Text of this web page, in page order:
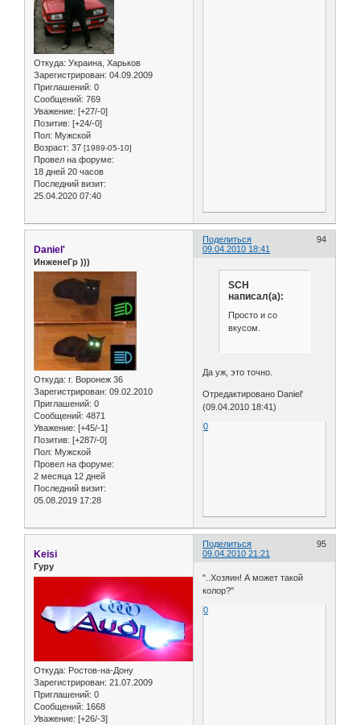
Откуда: Украина, Харьков
Зарегистрирован: 04.09.2009
Приглашений: 0
Сообщений: 769
Уважение: [+27/-0]
Позитив: [+24/-0]
Пол: Мужской
Возраст: 37 [1989-05-10]
Провел на форуме:
18 дней 20 часов
Последний визит:
25.04.2020 07:40
Поделиться
94
09.04.2010 18:41
Daniel'
ИнженеГр )))
Откуда: г. Воронеж 36
Зарегистрирован: 09.02.2010
Приглашений: 0
Сообщений: 4871
Уважение: [+45/-1]
Позитив: [+287/-0]
Пол: Мужской
Провел на форуме:
2 месяца 12 дней
Последний визит:
05.08.2019 17:28
SCH
написал(а):
Просто и со
вкусом.
Да уж, это точно.
Отредактировано Daniel'
(09.04.2010 18:41)
0
Поделиться
95
09.04.2010 21:21
Keisi
Гуру
Откуда: Ростов-на-Дону
Зарегистрирован: 21.07.2009
Приглашений: 0
Сообщений: 1668
Уважение: [+26/-3]
"..Хозяин! А может такой
колор?"
0